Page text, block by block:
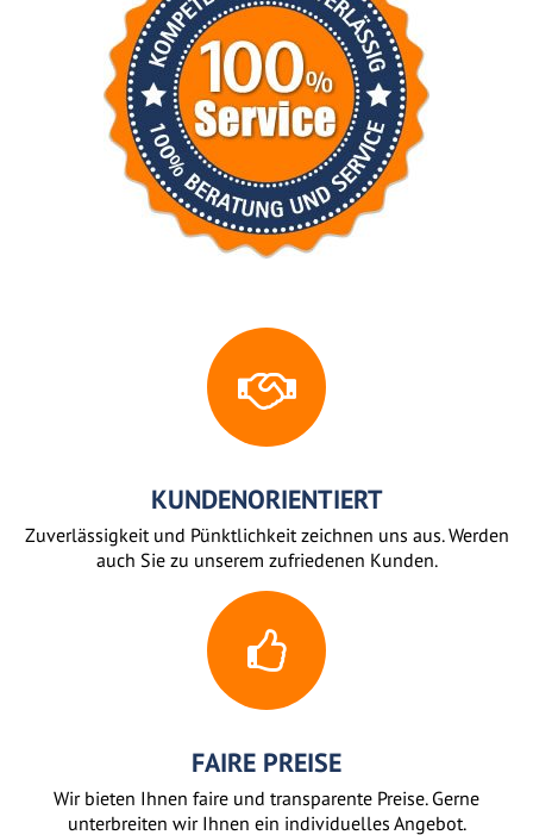
KUNDENORIENTIERT
Zuverlässigkeit und Pünktlichkeit zeichnen uns aus. Werden
auch Sie zu unserem zufriedenen Kunden.
FAIRE PREISE
Wir bieten Ihnen faire und transparente Preise. Gerne
unterbreiten wir Ihnen ein individuelles Angebot.